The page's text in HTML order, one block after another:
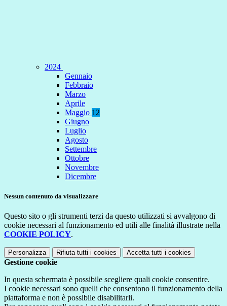
2024
Gennaio
Febbraio
Marzo
Aprile
Maggio 12
Giugno
Luglio
Agosto
Settembre
Ottobre
Novembre
Dicembre
Nessun contenuto da visualizzare
Questo sito o gli strumenti terzi da questo utilizzati si avvalgono di
cookie necessari al funzionamento ed utili alle finalità illustrate nella
COOKIE POLICY.
Personalizza Rifiuta tutti i cookies Accetta tutti i cookies
Gestione cookie
In questa schermata è possibile scegliere quali cookie consentire.
I cookie necessari sono quelli che consentono il funzionamento della
piattaforma e non è possibile disabilitarli.